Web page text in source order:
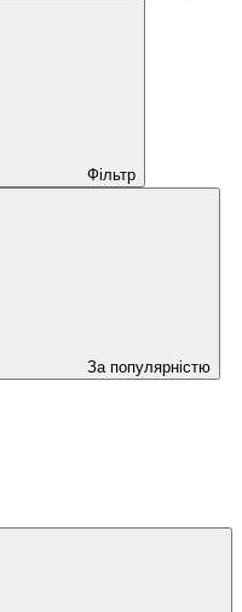
Фільтр
За популярністю